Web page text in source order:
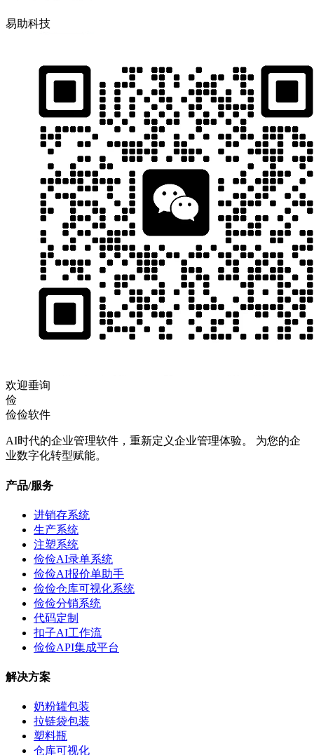
易助科技
欢迎垂询
俭
俭俭软件
AI时代的企业管理软件，重新定义企业管理体验。 为您的企
业数字化转型赋能。
产品/服务
进销存系统
生产系统
注塑系统
俭俭AI录单系统
俭俭AI报价单助手
俭俭仓库可视化系统
俭俭分销系统
代码定制
扣子AI工作流
俭俭API集成平台
解决方案
奶粉罐包装
拉链袋包装
塑料瓶
仓库可视化